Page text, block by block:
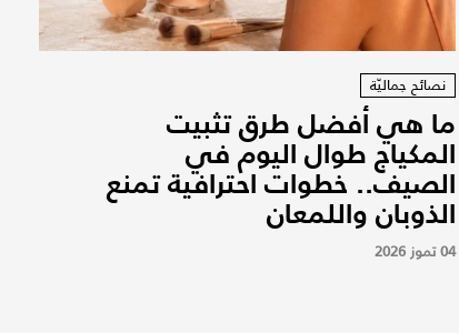
نصائح جماليّة
ما هي أفضل طرق تثبيت
المكياج طوال اليوم في
الصيف.. خطوات احترافية تمنع
الذوبان واللمعان
04 تموز 2026